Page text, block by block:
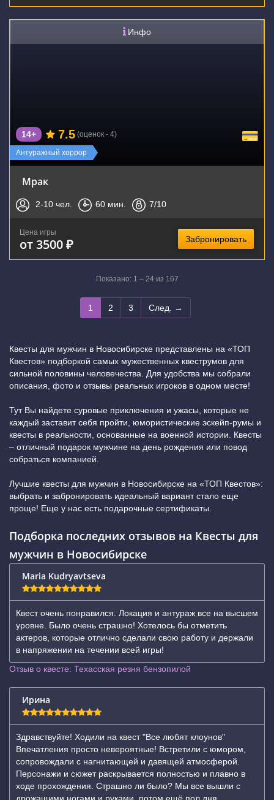
Инфо
Антуражный хоррор
14+ 7.5 (оценок - 4)
Мрак
2-10 чел. 60 мин. 7/10
Цена игры
от 3500 ₽ Забронировать
Показано: 1 – 24 из 167
1 2 3 След. →
Квесты для мужчин в Новосибирске представлены на «ТОП
Квестов» подборкой самых мужественных квеструмов для
сильной половины человечества. Для удобства мы собрали
описания, фото и отзывы реальных игроков в одном месте!
Тут Вы найдете суровые приключения и ужасы, которые не
каждый заставит себя пройти, юмористические эскейп-румы и
квесты в реальности, основанные на военной истории. Квесты
– отличный подарок мужчине на день рождения или повод
собраться компанией.
Лучшие квесты для мужчин в Новосибирске на «ТОП Квестов»:
выбрать и забронировать идеальный вариант стало еще
проще! Еще у нас есть подарочные сертификаты.
Подборка последних отзывов на Квесты для
мужчин в Новосибирске
Maria Kudryavtseva
Квест очень понравился. Локация и антураж все на высшем
уровне. Было очень страшно! Хотелось бы отметить
актеров, которые отлично сделали свою работу и держали
в напряжении на течении всей игры!
Отзыв о квесте: Техасская резня бензопилой
Ирина
Здравствуйте! Ходили на квест "Все любят клоунов"
Впечатления просто невероятные! Встретили с юмором,
сопровождали с нагнитающей и давящей атмосферой.
Персонажи и сюжет раскрывается полностью и плавно в
ходе прохождения. Страшно ли было? Мы все вышли с